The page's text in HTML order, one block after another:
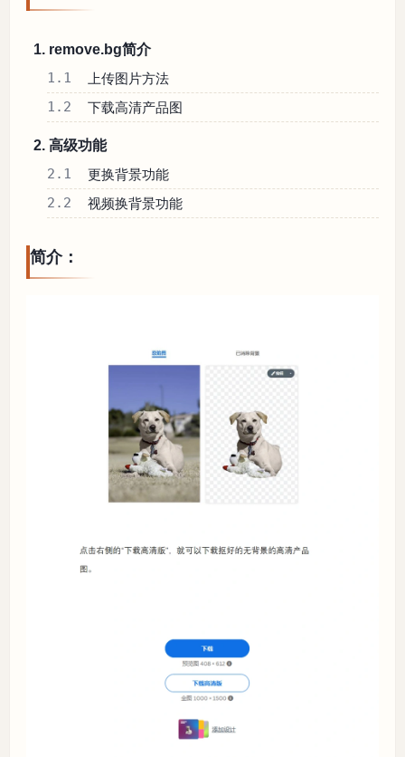
1. remove.bg简介
1.1 上传图片方法
1.2 下载高清产品图
2. 高级功能
2.1 更换背景功能
2.2 视频换背景功能
简介：